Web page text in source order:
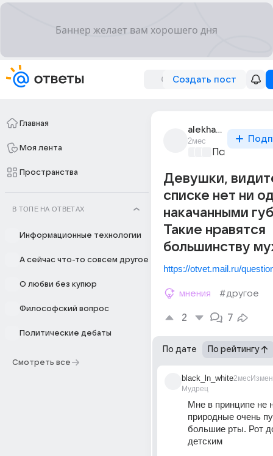
Создать пост
Главная
Моя лента
Пространства
В ТОПЕ НА ОТВЕТАХ
Информационные технологии
А сейчас что-то совсем другое
О любви без купюр
Философский вопрос
Политические дебаты
Смотреть все
alekhandro_272
2мес
Психология
Девушки,
списке нет ни
накачанными
Такие нравятся
большинству
https://otvet.mail.ru/
мнения #другое
2 7
По дате По рейтингу
black_ln_white
Мудрец
2мес
Мне в принципе не
природные очень
большие рты. Рот
детским